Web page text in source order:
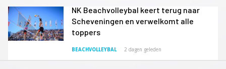
NK Beachvolleybal keert terug naar
Scheveningen en verwelkomt alle
toppers
BEACHVOLLEYBAL 2 dagen geleden